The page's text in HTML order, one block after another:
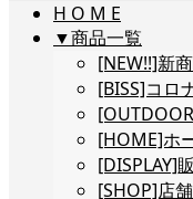
H O M E
▼商品一覧
[NEW!!]新
[BISS]コロ
[HOME]ホ
[DISPLAY]
[SHOP]店